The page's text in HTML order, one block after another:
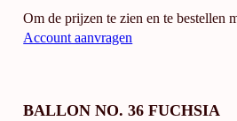
Om de prijzen te zien en te bestellen
Account aanvragen
BALLON NO. 36 FUCHSIA